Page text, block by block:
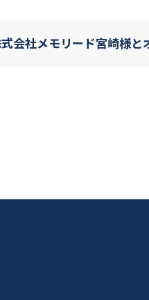
式会社メモリード宮崎様